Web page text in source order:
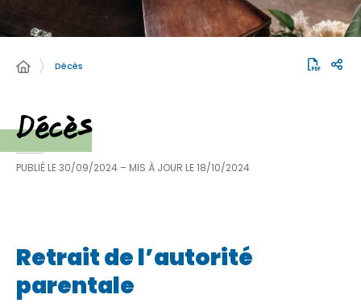
Décès
Décès
PUBLIÉ LE30/09/2024 – MIS À JOUR LE18/10/2024
Retrait de l’autorité
parentale